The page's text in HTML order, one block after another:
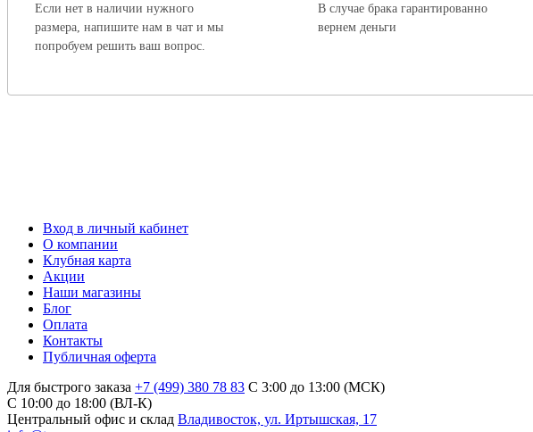
Если нет в наличии нужного
размера, напишите нам в чат и мы
попробуем решить ваш вопрос.
В случае брака гарантированно
вернем деньги
Вход в личный кабинет
О компании
Клубная карта
Акции
Наши магазины
Блог
Оплата
Контакты
Публичная оферта
Для быстрого заказа +7 (499) 380 78 83 С 3:00 до 13:00 (МСК)
C 10:00 до 18:00 (ВЛ-К)
Центральный офис и склад Владивосток, ул. Иртышская, 17